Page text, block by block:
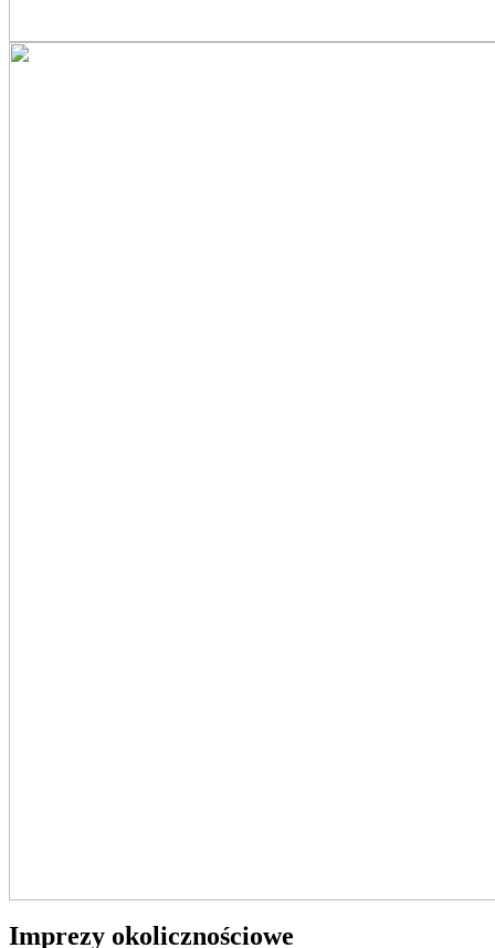
Imprezy okolicznościowe